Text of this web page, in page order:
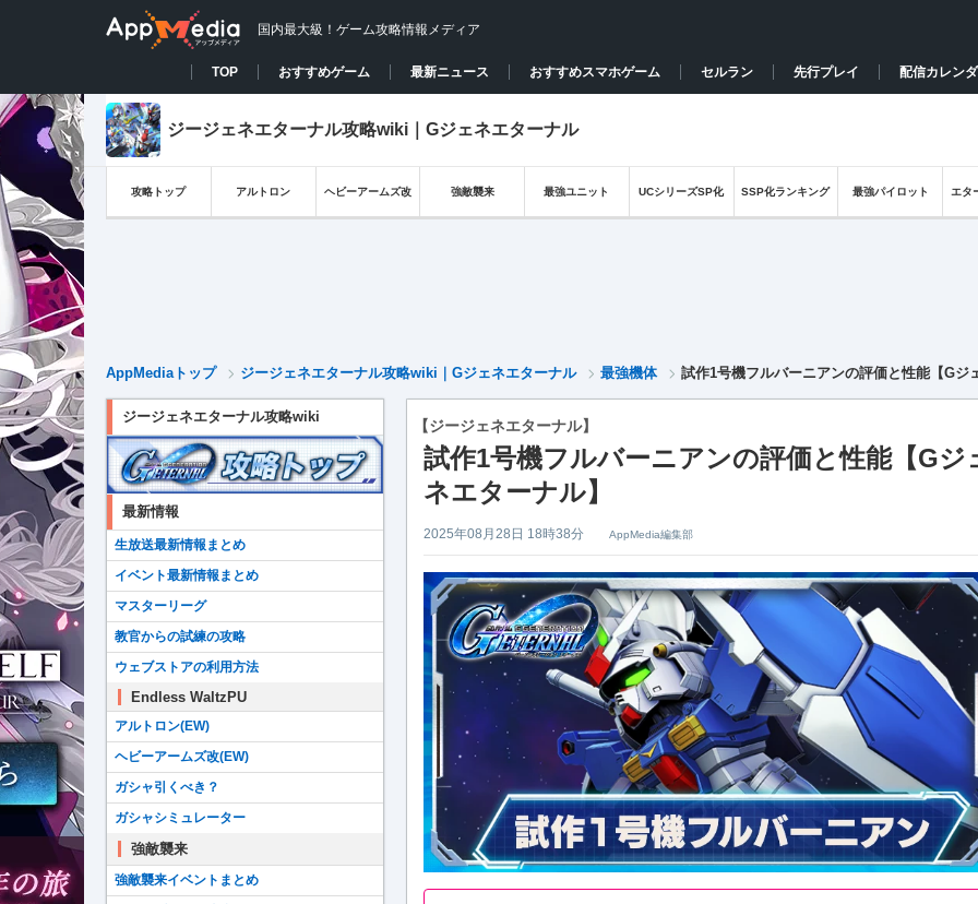
国内最大級！ゲーム攻略情報メディア
TOP おすすめゲーム 最新ニュース おすすめスマホゲーム セルラン 先行プレイ 配信カレン
ジージェネエターナル攻略wiki｜Gジェネエターナル
攻略トップ アルトロン ヘビーアームズ改 強敵襲来 最強ユニット UCシリーズSP化 SSP化ランキング 最強パイロット エタ
AppMediaトップ ジージェネエターナル攻略wiki｜Gジェネエターナル 最強機体 試作1号機フルバーニアンの評価と性能【Gジ
【ジージェネエターナル】
試作1号機フルバーニアンの評価と性能【Gジ
ネエターナル】
2025年08月28日 18時38分 AppMedia編集部
ジージェネエターナル攻略wiki
最新情報
生放送最新情報まとめ
イベント最新情報まとめ
マスターリーグ
教官からの試練の攻略
ウェブストアの利用方法
Endless WaltzPU
アルトロン(EW)
ヘビーアームズ改(EW)
ガシャ引くべき？
ガシャシミュレーター
強敵襲来
強敵襲来イベントまとめ